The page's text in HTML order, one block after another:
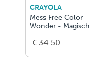
CRAYOLA
Mess Free Color
Wonder - Magisch
€ 34.50